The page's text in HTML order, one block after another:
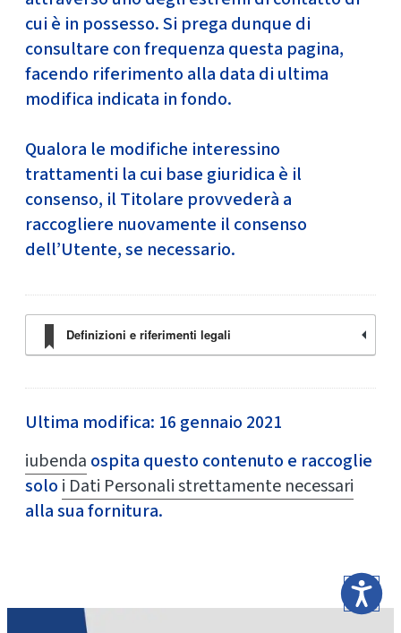
cui è in possesso. Si prega dunque di
consultare con frequenza questa pagina,
facendo riferimento alla data di ultima
modifica indicata in fondo.
Qualora le modifiche interessino
trattamenti la cui base giuridica è il
consenso, il Titolare provvederà a
raccogliere nuovamente il consenso
dell’Utente, se necessario.
Definizioni e riferimenti legali
Ultima modifica: 16 gennaio 2021
iubenda ospita questo contenuto e raccoglie
solo i Dati Personali strettamente necessari
alla sua fornitura.